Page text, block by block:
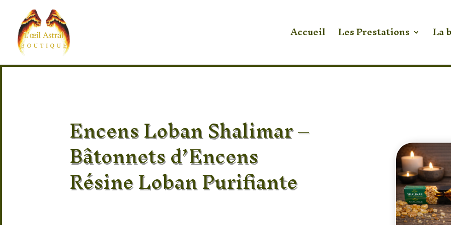
Accueil Les Prestations La
Encens Loban Shalimar –
Bâtonnets d’Encens
Résine Loban Purifiante